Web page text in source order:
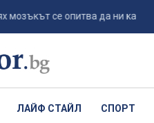
се опитва да ни каже нещо
ЛАЙФ СТАЙЛ СПОРТ